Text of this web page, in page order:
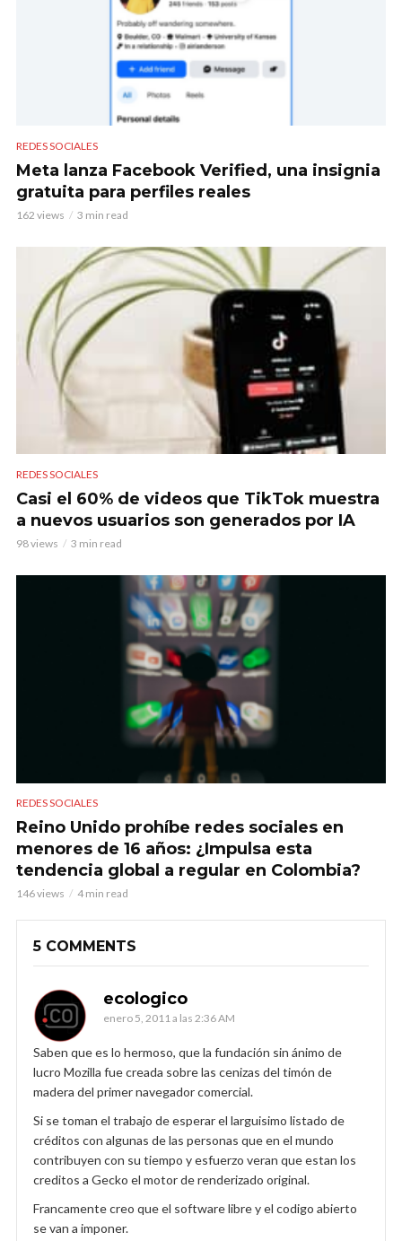
REDES SOCIALES
Meta lanza Facebook Verified, una insignia
gratuita para perfiles reales
162 views 3 min read
REDES SOCIALES
Casi el 60% de videos que TikTok muestra
a nuevos usuarios son generados por IA
98 views 3 min read
REDES SOCIALES
Reino Unido prohíbe redes sociales en
menores de 16 años: ¿Impulsa esta
tendencia global a regular en Colombia?
146 views 4 min read
5 COMMENTS
ecologico
enero 5, 2011 a las 2:36 AM
Saben que es lo hermoso, que la fundación sin ánimo de
lucro Mozilla fue creada sobre las cenizas del timón de
madera del primer navegador comercial.
Si se toman el trabajo de esperar el larguisimo listado de
créditos con algunas de las personas que en el mundo
contribuyen con su tiempo y esfuerzo veran que estan los
creditos a Gecko el motor de renderizado original.
Francamente creo que el software libre y el codigo abierto
se van a imponer.